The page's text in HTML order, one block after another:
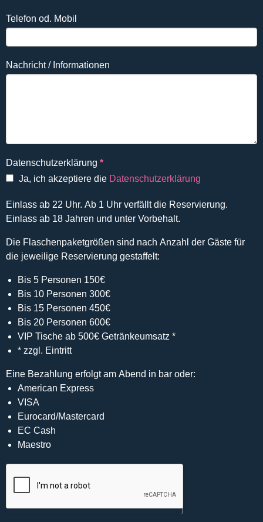
Telefon od. Mobil
Nachricht / Informationen
Datenschutzerklärung *
Ja, ich akzeptiere die Datenschutzerklärung
Einlass ab 22 Uhr. Ab 1 Uhr verfällt die Reservierung.
Einlass ab 18 Jahren und unter Vorbehalt.
Die Flaschenpaketgrößen sind nach Anzahl der Gäste für
die jeweilige Reservierung gestaffelt:
Bis 5 Personen 150€
Bis 10 Personen 300€
Bis 15 Personen 450€
Bis 20 Personen 600€
VIP Tische ab 500€ Getränkeumsatz *
* zzgl. Eintritt
Eine Bezahlung erfolgt am Abend in bar oder:
American Express
VISA
Eurocard/Mastercard
EC Cash
Maestro